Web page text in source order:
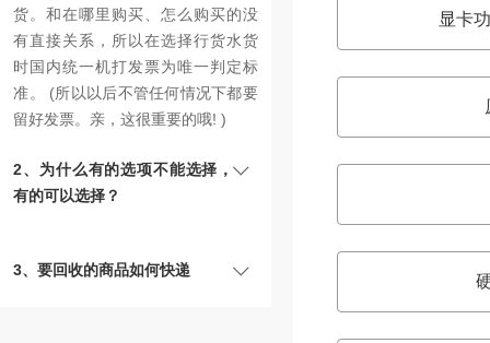
货。和在哪里购买、怎么购买的没
有直接关系，所以在选择行货水货
时国内统一机打发票为唯一判定标
准。 (所以以后不管任何情况下都要
留好发票。亲，这很重要的哦! )
2、为什么有的选项不能选择，
有的可以选择？
3、要回收的商品如何快递
显卡